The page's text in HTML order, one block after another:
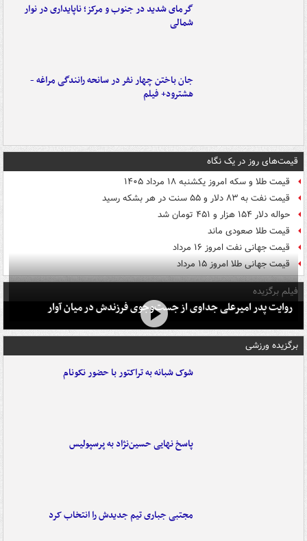
گرمای شدید در جنوب و مرکز؛ ناپایداری در نوار
شمالی
جان باختن چهار نفر در سانحه رانندگی مراغه -
هشترود+ فیلم
قیمت‌های روز در یک نگاه
قیمت طلا و سکه امروز یکشنبه ۱۸ مرداد ۱۴۰۵
قیمت نفت به ۸۳ دلار و ۵۵ سنت در هر بشکه رسید
حواله دلار ۱۵۴ هزار و ۴۵۱ تومان شد
قیمت طلا صعودی ماند
قیمت جهانی نفت امروز ۱۶ مرداد
قیمت جهانی طلا امروز ۱۵ مرداد
فیلم برگزیده
روایت پدر امیرعلی جداوی از جست‌وجوی فرزندش در میان آوار
برگزیده ورزشی
شوک شبانه به تراکتور با حضور نکونام
پاسخ نهایی حسین‌نژاد به پرسپولیس
مجتبی جباری تیم جدیدش را انتخاب کرد